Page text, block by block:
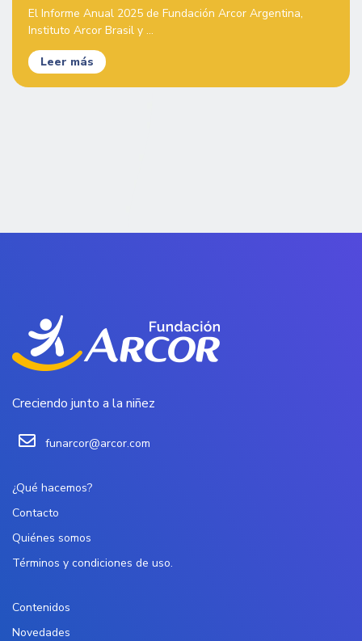
El Informe Anual 2025 de Fundación Arcor Argentina,
Instituto Arcor Brasil y ...
Leer más
Creciendo junto a la niñez
funarcor@arcor.com
¿Qué hacemos?
Contacto
Quiénes somos
Términos y condiciones de uso.
Contenidos
Novedades